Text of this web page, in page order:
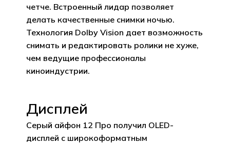
Go to shop
четче. Встроенный лидар позволяет
делать качественные снимки ночью.
Технология Dolby Vision дает возможность
снимать и редактировать ролики не хуже,
чем ведущие профессионалы
киноиндустрии.
Дисплей
Серый айфон 12 Про получил OLED-
дисплей с широкоформатным